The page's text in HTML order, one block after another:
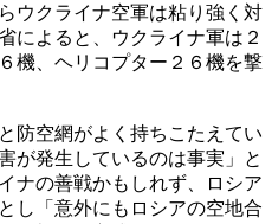
ウクライナ空軍は粘り強く対
によると、ウクライナ軍は２
機、ヘリコプター２６機を撃
防空網がよく持ちこたえてい
が発生しているのは事実」と
ナの善戦かもしれず、ロシア
し「意外にもロシアの空地合